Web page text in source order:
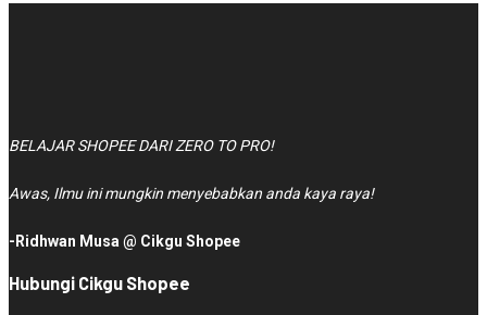
BELAJAR SHOPEE DARI ZERO TO PRO!
Awas, Ilmu ini mungkin menyebabkan anda kaya raya!
-Ridhwan Musa @ Cikgu Shopee
Hubungi Cikgu Shopee